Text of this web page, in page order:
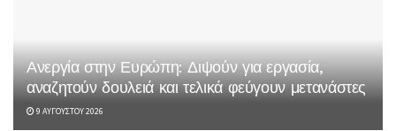
Ανεργία στην Ευρώπη: Διψούν για εργασία,
αναζητούν δουλειά και τελικά φεύγουν μετανάστες
9 ΑΥΓΟΎΣΤΟΥ 2026